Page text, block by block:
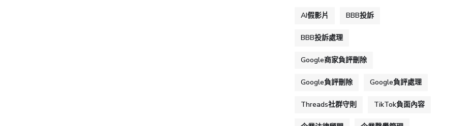
AI假影片 BBB投訴
BBB投訴處理
Google商家負評刪除
Google負評刪除 Google負評處理
Threads社群守則 TikTok負面內容